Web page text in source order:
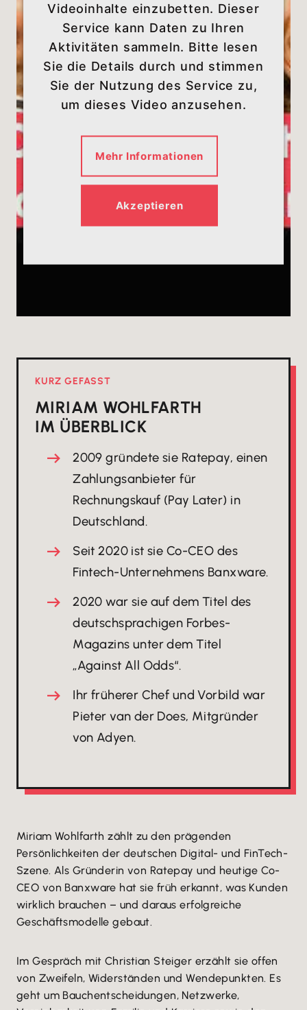
Videoinhalte einzubetten. Dieser
Service kann Daten zu Ihren
Aktivitäten sammeln. Bitte lesen
Sie die Details durch und stimmen
Sie der Nutzung des Service zu,
um dieses Video anzusehen.
Mehr Informationen
Akzeptieren
KURZ GEFASST
MIRIAM WOHLFARTH
IM ÜBERBLICK
2009 gründete sie Ratepay, einen
Zahlungsanbieter für
Rechnungskauf (Pay Later) in
Deutschland.
Seit 2020 ist sie Co-CEO des
Fintech-Unternehmens Banxware.
2020 war sie auf dem Titel des
deutschsprachigen Forbes-
Magazins unter dem Titel
„Against All Odds“.
Ihr früherer Chef und Vorbild war
Pieter van der Does, Mitgründer
von Adyen.
Miriam Wohlfarth zählt zu den prägenden
Persönlichkeiten der deutschen Digital- und FinTech-
Szene. Als Gründerin von Ratepay und heutige Co-
CEO von Banxware hat sie früh erkannt, was Kunden
wirklich brauchen – und daraus erfolgreiche
Geschäftsmodelle gebaut.
Im Gespräch mit Christian Steiger erzählt sie offen
von Zweifeln, Widerständen und Wendepunkten. Es
geht um Bauchentscheidungen, Netzwerke,